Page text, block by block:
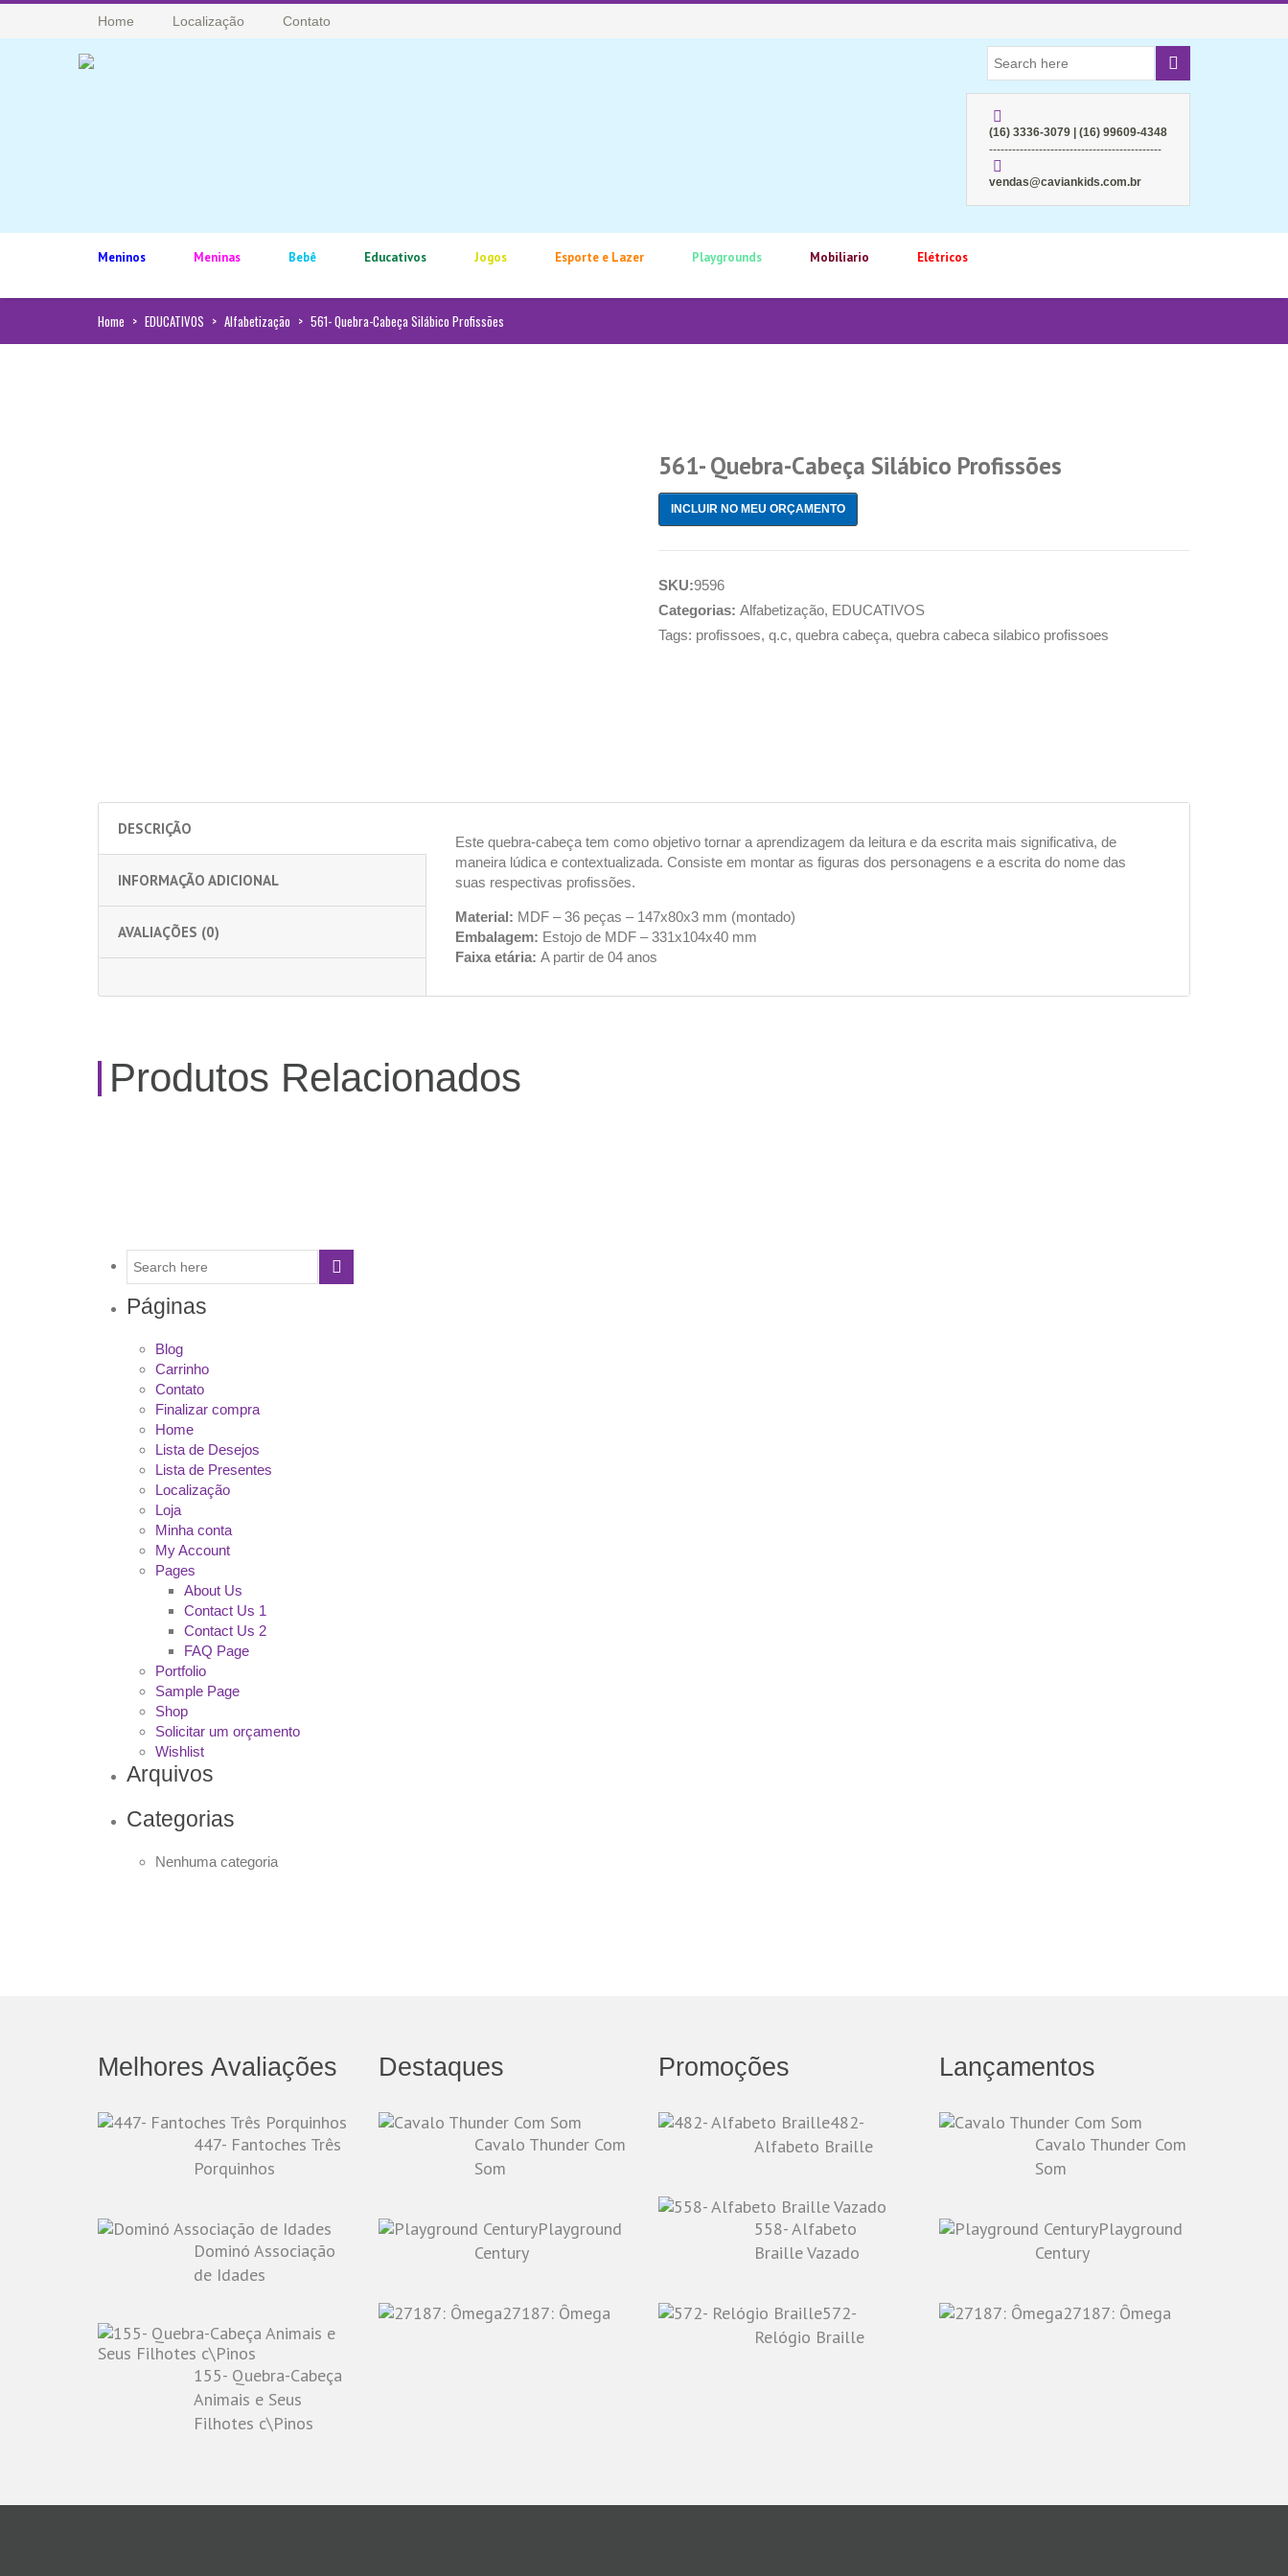
Home Localização Contato
(16) 3336-3079 | (16) 99609-4348
---------------------------------------------
vendas@caviankids.com.br
Meninos Meninas Bebê Educativos Jogos Esporte e Lazer Playgrounds Mobiliario Elétricos
Home > EDUCATIVOS > Alfabetização > 561- Quebra-Cabeça Silábico Profissões
561- Quebra-Cabeça Silábico Profissões
INCLUIR NO MEU ORÇAMENTO
SKU:9596
Categorias: Alfabetização, EDUCATIVOS
Tags: profissoes, q.c, quebra cabeça, quebra cabeca silabico profissoes
DESCRIÇÃO
INFORMAÇÃO ADICIONAL
AVALIAÇÕES (0)
Este quebra-cabeça tem como objetivo tornar a aprendizagem da leitura e da escrita mais significativa, de
maneira lúdica e contextualizada. Consiste em montar as figuras dos personagens e a escrita do nome das
suas respectivas profissões.
Material: MDF – 36 peças – 147x80x3 mm (montado)
Embalagem: Estojo de MDF – 331x104x40 mm
Faixa etária:A partir de 04 anos
Produtos Relacionados
Páginas
Blog
Carrinho
Contato
Finalizar compra
Home
Lista de Desejos
Lista de Presentes
Localização
Loja
Minha conta
My Account
Pages
About Us
Contact Us 1
Contact Us 2
FAQ Page
Portfolio
Sample Page
Shop
Solicitar um orçamento
Wishlist
Arquivos
Categorias
Nenhuma categoria
Melhores Avaliações
447- Fantoches Três
Porquinhos
Dominó Associação
de Idades
155- Quebra-Cabeça
Animais e Seus
Filhotes c\Pinos
Destaques
Cavalo Thunder Com
Som
Playground
Century
27187: Ômega
Promoções
482-
Alfabeto Braille
558- Alfabeto
Braille Vazado
572-
Relógio Braille
Lançamentos
Cavalo Thunder Com
Som
Playground
Century
27187: Ômega